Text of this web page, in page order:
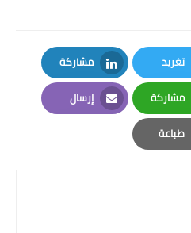
تغريد
Twitter
مشاركة
LinkedIn
مشاركة
Whatsapp
إرسال
Email
طباعة
Print